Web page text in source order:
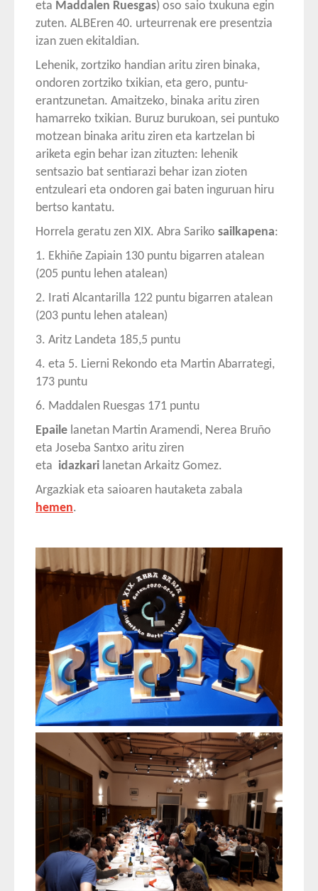
eta Maddalen Ruesgas) oso saio txukuna egin
zuten. ALBEren 40. urteurrenak ere presentzia
izan zuen ekitaldian.
Lehenik, zortziko handian aritu ziren binaka,
ondoren zortziko txikian, eta gero, puntu-
erantzunetan. Amaitzeko, binaka aritu ziren
hamarreko txikian. Buruz burukoan, sei puntuko
motzean binaka aritu ziren eta kartzelan bi
ariketa egin behar izan zituzten: lehenik
sentsazio bat sentiarazi behar izan zioten
entzuleari eta ondoren gai baten inguruan hiru
bertso kantatu.
Horrela geratu zen XIX. Abra Sariko sailkapena:
1. Ekhiñe Zapiain 130 puntu bigarren atalean
(205 puntu lehen atalean)
2. Irati Alcantarilla 122 puntu bigarren atalean
(203 puntu lehen atalean)
3. Aritz Landeta 185,5 puntu
4. eta 5. Lierni Rekondo eta Martin Abarrategi,
173 puntu
6. Maddalen Ruesgas 171 puntu
Epaile lanetan Martin Aramendi, Nerea Bruño
eta Joseba Santxo aritu ziren
eta idazkari lanetan Arkaitz Gomez.
Argazkiak eta saioaren hautaketa zabala
hemen.